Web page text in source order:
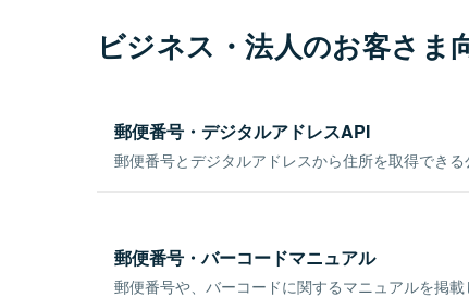
ビジネス・法人のお客さま
郵便番号・デジタルアドレスAPI
郵便番号とデジタルアドレスから住所を取得できる
郵便番号・バーコードマニュアル
郵便番号や、バーコードに関するマニュアルを掲載